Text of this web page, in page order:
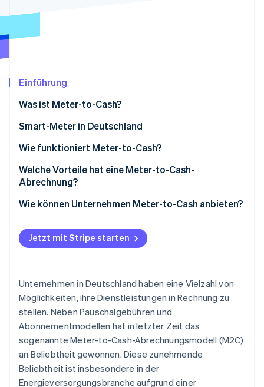
Stripe-Sessions 2026
Jetzt ansehen
Einführung
Was ist Meter-to-Cash?
Smart-Meter in Deutschland
Wann ist die Nutzung eines Smart-Meters Pflicht?
Kosten für Smart-Meter
Wie funktioniert Meter-to-Cash?
Messung
Datenverarbeitung
Zahlung
Welche Vorteile hat eine Meter-to-Cash-
Abrechnung?
Vorteile für Kundinnen und Kunden
Vorteile für Unternehmen
Wie können Unternehmen Meter-to-Cash anbieten?
Datenerfassung einrichten
Preisgestaltung festlegen
Kundinnen und Kunden informieren
Jetzt mit Stripe starten
Unternehmen in Deutschland haben eine Vielzahl von
Möglichkeiten, ihre Dienstleistungen in Rechnung zu
stellen. Neben Pauschalgebühren und
Abonnementmodellen hat in letzter Zeit das
sogenannte Meter-to-Cash-Abrechnungsmodell (M2C)
an Beliebtheit gewonnen. Diese zunehmende
Beliebtheit ist insbesondere in der
Energieversorgungsbranche aufgrund einer